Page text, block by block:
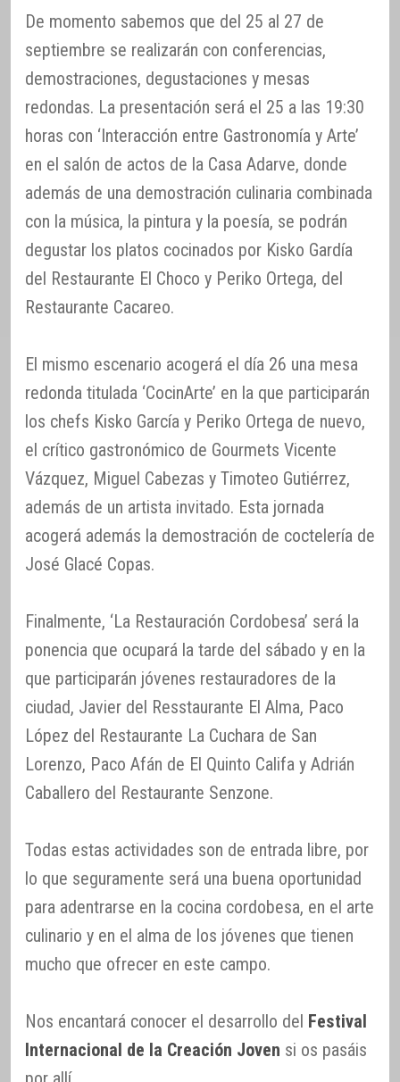
De momento sabemos que del 25 al 27 de
septiembre se realizarán con conferencias,
demostraciones, degustaciones y mesas
redondas. La presentación será el 25 a las 19:30
horas con ‘Interacción entre Gastronomía y Arte’
en el salón de actos de la Casa Adarve, donde
además de una demostración culinaria combinada
con la música, la pintura y la poesía, se podrán
degustar los platos cocinados por Kisko Gardía
del Restaurante El Choco y Periko Ortega, del
Restaurante Cacareo.
El mismo escenario acogerá el día 26 una mesa
redonda titulada ‘CocinArte’ en la que participarán
los chefs Kisko García y Periko Ortega de nuevo,
el crítico gastronómico de Gourmets Vicente
Vázquez, Miguel Cabezas y Timoteo Gutiérrez,
además de un artista invitado. Esta jornada
acogerá además la demostración de coctelería de
José Glacé Copas.
Finalmente, ‘La Restauración Cordobesa’ será la
ponencia que ocupará la tarde del sábado y en la
que participarán jóvenes restauradores de la
ciudad, Javier del Resstaurante El Alma, Paco
López del Restaurante La Cuchara de San
Lorenzo, Paco Afán de El Quinto Califa y Adrián
Caballero del Restaurante Senzone.
Todas estas actividades son de entrada libre, por
lo que seguramente será una buena oportunidad
para adentrarse en la cocina cordobesa, en el arte
culinario y en el alma de los jóvenes que tienen
mucho que ofrecer en este campo.
Nos encantará conocer el desarrollo del Festival
Internacional de la Creación Joven si os pasáis